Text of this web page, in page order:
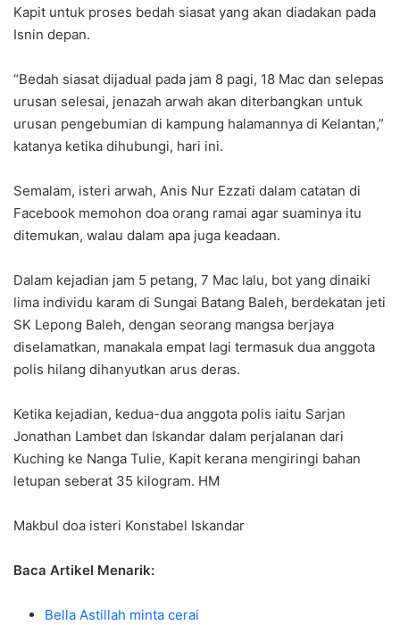
Kapit untuk proses bedah siasat yang akan diadakan pada
Isnin depan.
“Bedah siasat dijadual pada jam 8 pagi, 18 Mac dan selepas
urusan selesai, jenazah arwah akan diterbangkan untuk
urusan pengebumian di kampung halamannya di Kelantan,”
katanya ketika dihubungi, hari ini.
Semalam, isteri arwah, Anis Nur Ezzati dalam catatan di
Facebook memohon doa orang ramai agar suaminya itu
ditemukan, walau dalam apa juga keadaan.
Dalam kejadian jam 5 petang, 7 Mac lalu, bot yang dinaiki
lima individu karam di Sungai Batang Baleh, berdekatan jeti
SK Lepong Baleh, dengan seorang mangsa berjaya
diselamatkan, manakala empat lagi termasuk dua anggota
polis hilang dihanyutkan arus deras.
Ketika kejadian, kedua-dua anggota polis iaitu Sarjan
Jonathan Lambet dan Iskandar dalam perjalanan dari
Kuching ke Nanga Tulie, Kapit kerana mengiringi bahan
letupan seberat 35 kilogram. HM
Makbul doa isteri Konstabel Iskandar
Baca Artikel Menarik:
Bella Astillah minta cerai